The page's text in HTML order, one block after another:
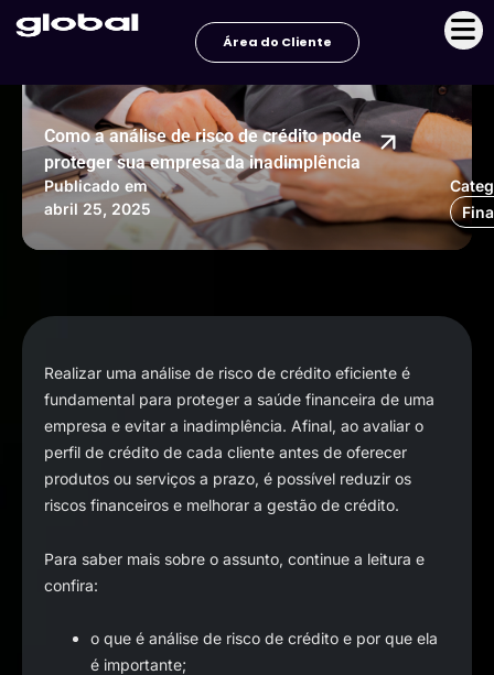
para
conteúdo
Área do Cliente
Como a análise de risco de crédito pode
proteger sua empresa da inadimplência
Publicado em
abril 25, 2025
Realizar uma análise de risco de crédito eficiente é
fundamental para proteger a saúde financeira de uma
empresa e evitar a inadimplência. Afinal, ao avaliar o
perfil de crédito de cada cliente antes de oferecer
produtos ou serviços a prazo, é possível reduzir os
riscos financeiros e melhorar a gestão de crédito.
Para saber mais sobre o assunto, continue a leitura e
confira:
o que é análise de risco de crédito e por que ela
é importante;